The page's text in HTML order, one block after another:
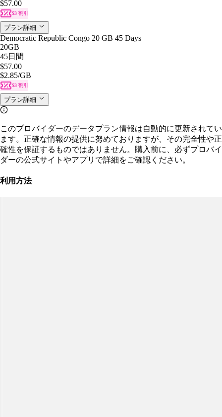
$57.00
$3 割引
プラン詳細
Democratic Republic Congo 20 GB 45 Days
20GB
45日間
$57.00
$2.85/GB
$3 割引
プラン詳細
このプロバイダーのデータプラン情報は自動的に更新されてい
ます。正確な情報の提供に努めておりますが、その完全性や正
確性を保証するものではありません。購入前に、必ずプロバイ
ダーの公式サイトやアプリで詳細をご確認ください。
利用方法